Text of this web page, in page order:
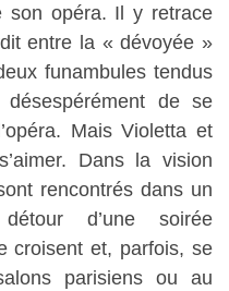
son opéra. Il y retrace
entre la « dévoyée »
funambules tendus
désespérément de se
Mais Violetta et
Dans la vision
rencontrés dans un
d’une soirée
croisent et, parfois, se
parisiens ou au